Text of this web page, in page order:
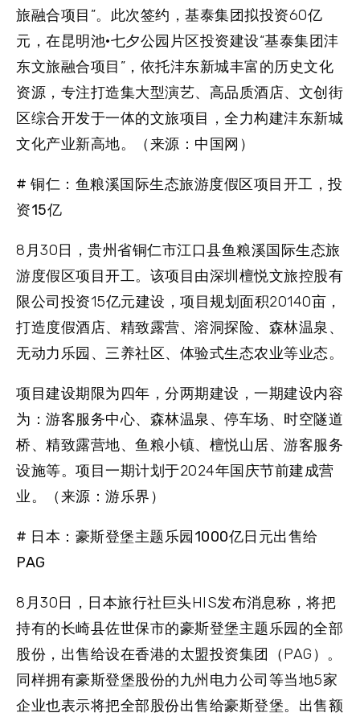
旅融合项目”。此次签约，基泰集团拟投资60亿
元，在昆明池·七夕公园片区投资建设“基泰集团沣
东文旅融合项目”，依托沣东新城丰富的历史文化
资源，专注打造集大型演艺、高品质酒店、文创街
区综合开发于一体的文旅项目，全力构建沣东新城
文化产业新高地。（来源：中国网）
# 铜仁：鱼粮溪国际生态旅游度假区项目开工，投
资15亿
8月30日，贵州省铜仁市江口县鱼粮溪国际生态旅
游度假区项目开工。该项目由深圳檀悦文旅控股有
限公司投资15亿元建设，项目规划面积20140亩，
打造度假酒店、精致露营、溶洞探险、森林温泉、
无动力乐园、三养社区、体验式生态农业等业态。
项目建设期限为四年，分两期建设，一期建设内容
为：游客服务中心、森林温泉、停车场、时空隧道
桥、精致露营地、鱼粮小镇、檀悦山居、游客服务
设施等。项目一期计划于2024年国庆节前建成营
业。（来源：游乐界）
# 日本：豪斯登堡主题乐园1000亿日元出售给
PAG
8月30日，日本旅行社巨头HIS发布消息称，将把
持有的长崎县佐世保市的豪斯登堡主题乐园的全部
股份，出售给设在香港的太盟投资集团（PAG）。
同样拥有豪斯登堡股份的九州电力公司等当地5家
企业也表示将把全部股份出售给豪斯登堡。出售额